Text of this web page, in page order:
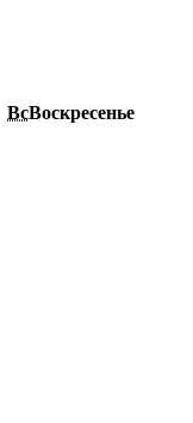
ВсВоскресенье